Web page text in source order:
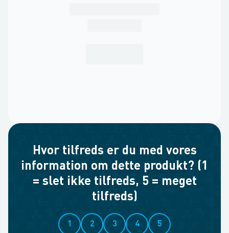
Hvor tilfreds er du med vores
information om dette produkt? (1
= slet ikke tilfreds, 5 = meget
tilfreds)
1 2 3 4 5